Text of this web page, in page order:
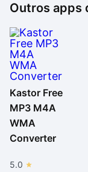
Outros apps
Kastor Free
MP3 M4A
WMA
Converter
5.0